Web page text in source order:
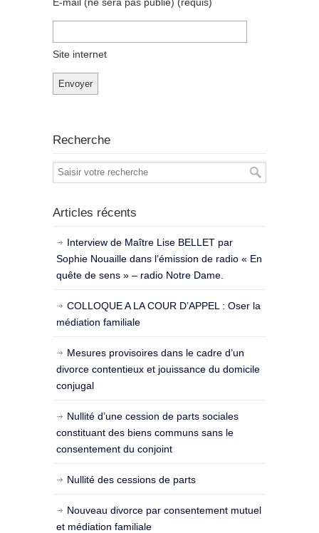
Site internet
Recherche
Articles récents
Interview de Maître Lise BELLET par
Sophie Nouaille dans l’émission de radio « En
quête de sens » – radio Notre Dame.
COLLOQUE A LA COUR D’APPEL : Oser la
médiation familiale
Mesures provisoires dans le cadre d’un
divorce contentieux et jouissance du domicile
conjugal
Nullité d’une cession de parts sociales
constituant des biens communs sans le
consentement du conjoint
Nullité des cessions de parts
Nouveau divorce par consentement mutuel
et médiation familiale